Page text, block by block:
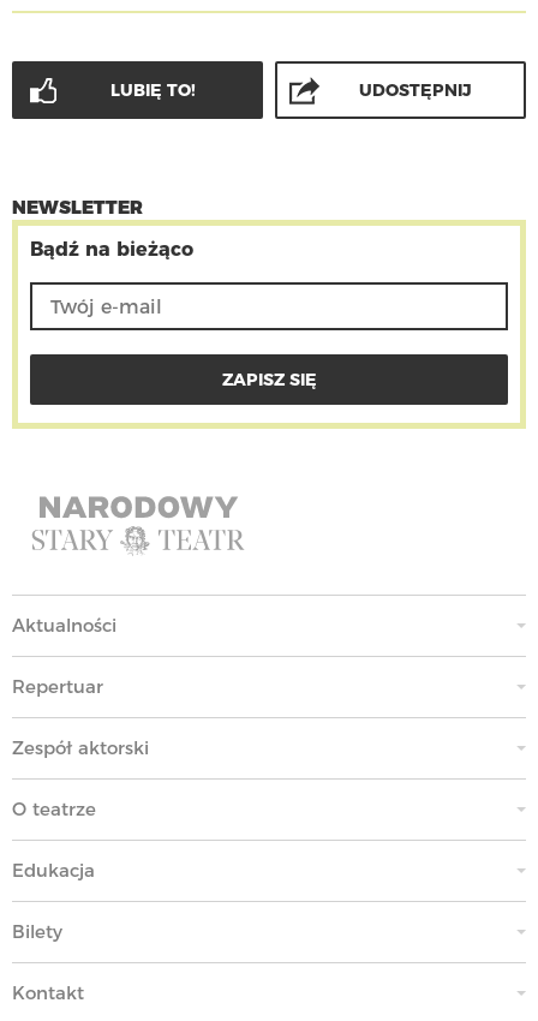
LUBIĘ TO! UDOSTĘPNIJ
NEWSLETTER
Bądź na bieżąco
Aktualności
Repertuar
Zespół aktorski
O teatrze
Edukacja
Bilety
Kontakt